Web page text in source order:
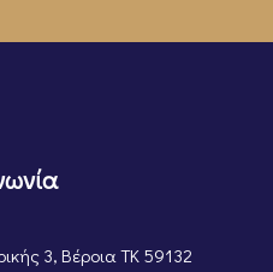
3, Βέροια ΤΚ 59132